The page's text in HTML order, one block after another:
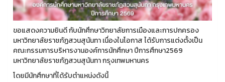
ขอแสดงความยินดี กับนักศึกษาวิทยาลัยการเมืองและการปกครอง
มหาวิทยาลัยราชภัฏสวนสุนันทา เนื่องในโอกาส ได้รับการแต่งตั้งเป็น
คณะกรรมการบริหารงานองค์การนักศึกษา ปีการศึกษา2569
มหาวิทยาลัยราชภัฏสวนสุนันทา กรุงเทพมหานคร
โดยมีนักศึกษาที่ได้รับตำแหน่งดังนี้